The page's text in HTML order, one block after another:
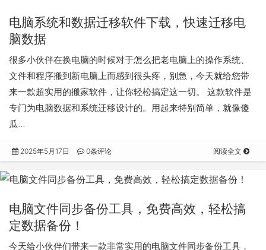
电脑系统和数据迁移软件下载，快速迁移电
脑数据
很多小伙伴在换电脑的时候对于怎么把老电脑上的操作系统、
文件和程序搬到新电脑上而感到很头疼，别急，今天就给您带
来一款超实用的搬家软件，让你轻松搞定这一切。 这款软件是
专门为电脑数据和系统迁移设计的。用起来特别简单，就像傻
瓜…
2025年5月17日 0条评论 阅读全文
电脑文件同步备份工具，免费高效，轻松搞
定数据备份！
今天给小伙伴们带来一款非常实用的电脑文件同步备份工具，